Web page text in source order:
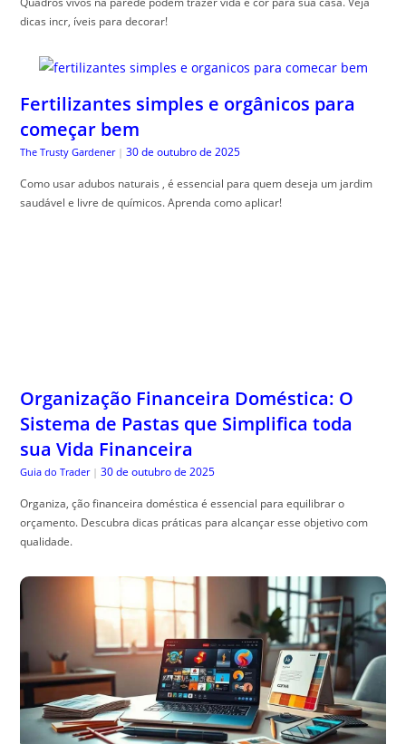
dicas incr, íveis para decorar!
Fertilizantes simples e orgânicos para
começar bem
The Trusty Gardener | 30 de outubro de 2025
Como usar adubos naturais , é essencial para quem deseja um jardim
saudável e livre de químicos. Aprenda como aplicar!
Organização Financeira Doméstica: O
Sistema de Pastas que Simplifica toda
sua Vida Financeira
Guia do Trader | 30 de outubro de 2025
Organiza, ção financeira doméstica é essencial para equilibrar o
orçamento. Descubra dicas práticas para alcançar esse objetivo com
qualidade.